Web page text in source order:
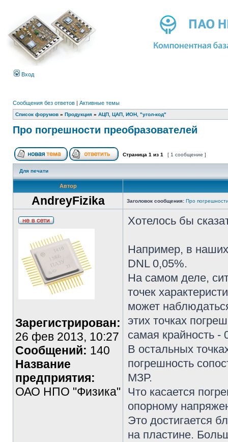
Вход
Сообщения без ответов | Активные темы
Список форумов » Продукция » АЦП, ЦАП, ИОН, "угол-код"
Про погрешности преобразователей
Страница 1 из 1 [ 1 сообщение ]
Для печати
Автор
AndreyFizika Заголовок сообщения: Про
Зарегистрирован:
26 фев 2013, 10:27
Сообщений: 140
Название
предприятия:
ОАО НПО "Физика"
Хотелось бы
Например, в
DNL 0,05%.
На самом деле,
точек
может
этих точках
самая крайность -
В остальных
погрешность
МЗР.
Что касается
опорному
Это достигается
на пластине.